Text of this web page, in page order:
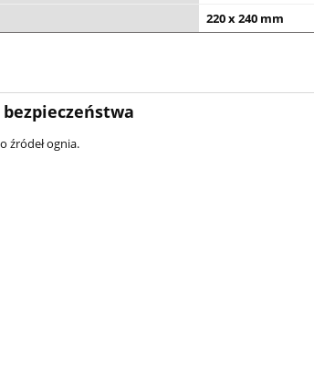
220 x 240 mm
źródeł ognia.